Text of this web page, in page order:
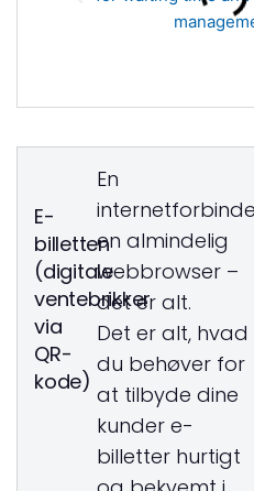
E-
billetten
(digitale
ventebrikker
via
QR-
kode)
En
en almindelig
webbrowser –
det er alt.
Det er alt, hvad
du behøver for
at tilbyde dine
kunder e-
billetter hurtigt